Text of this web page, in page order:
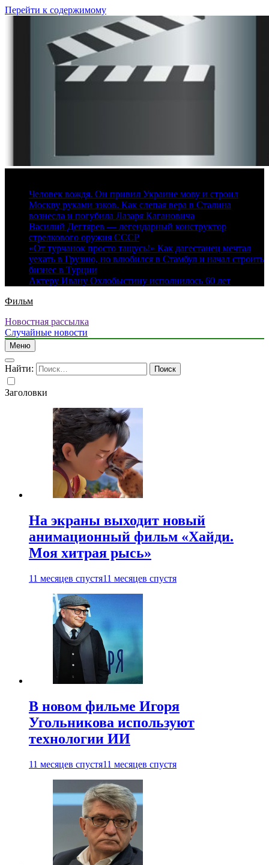
Перейти к содержимому
Человек вождя. Он привил Украине мову и строил
Москву руками зэков. Как слепая вера в Сталина
вознесла и погубила Лазаря Кагановича
Василий Дегтярев — легендарный конструктор
стрелкового оружия СССР
«От турчанок просто тащусь!» Как дагестанец мечтал
уехать в Грузию, но влюбился в Стамбул и начал строить
бизнес в Турции
Актеру Ивану Охлобыстину исполнилось 60 лет
Фильм
Новостная рассылка
Случайные новости
Меню
Найти:
Заголовки
На экраны выходит новый
анимационный фильм «Хайди.
Моя хитрая рысь»
11 месяцев спустя11 месяцев спустя
В новом фильме Игоря
Угольникова используют
технологии ИИ
11 месяцев спустя11 месяцев спустя